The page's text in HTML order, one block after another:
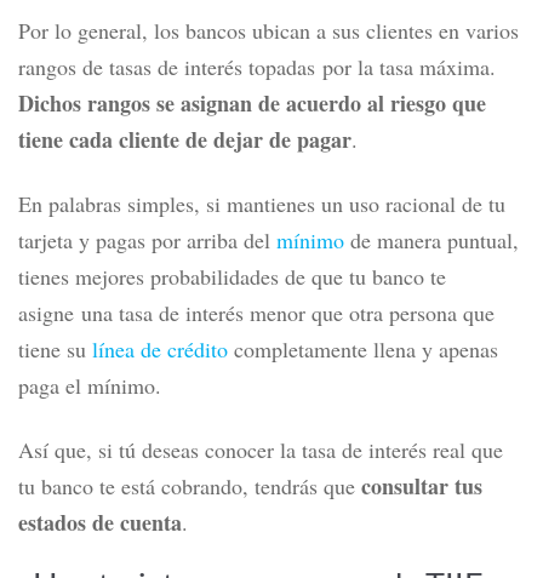
Por lo general, los bancos ubican a sus clientes en varios
rangos de tasas de interés topadas por la tasa máxima.
Dichos rangos se asignan de acuerdo al riesgo que
tiene cada cliente de dejar de pagar.
En palabras simples, si mantienes un uso racional de tu
tarjeta y pagas por arriba del mínimo de manera puntual,
tienes mejores probabilidades de que tu banco te
asigne una tasa de interés menor que otra persona que
tiene su línea de crédito completamente llena y apenas
paga el mínimo.
Así que, si tú deseas conocer la tasa de interés real que
tu banco te está cobrando, tendrás que consultar tus
estados de cuenta.